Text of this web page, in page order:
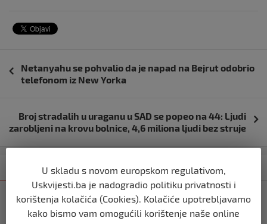
objava
Netanyahu se pohvalio da je napad na Bejrut odobrio
telefonom iz New Yorka
Broj stradalih u uraganu u SAD se popeo na 44: Ljudi
zarobljeni na krovu bolnice, 4,6 miliona ljudi bez struje
Kategorija Najnovije Najčitanije
SVIJET
Italijanski kapetan iz flotile za Gazu
U skladu s novom europskom regulativom,
Uskvijesti.ba je nadogradio politiku privatnosti i
korištenja kolačića (Cookies). Kolačiće upotrebljavamo
kako bismo vam omogućili korištenje naše online